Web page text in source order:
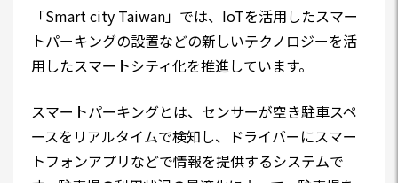
「Smart city Taiwan」では、IoTを活用したスマー
トパーキングの設置などの新しいテクノロジーを活
用したスマートシティ化を推進しています。
スマートパーキングとは、センサーが空き駐車スペ
ースをリアルタイムで検知し、ドライバーにスマー
トフォンアプリなどで情報を提供するシステムで